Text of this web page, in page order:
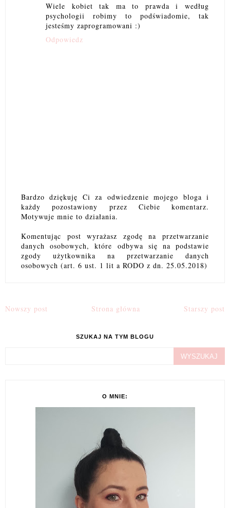
Wiele kobiet tak ma to prawda i według
psychologii robimy to podświadomie, tak
jesteśmy zaprogramowani :)
Odpowiedz
Bardzo dziękuję Ci za odwiedzenie mojego bloga i
każdy pozostawiony przez Ciebie komentarz.
Motywuje mnie to działania.
Komentując post wyrażasz zgodę na przetwarzanie
danych osobowych, które odbywa się na podstawie
zgody użytkownika na przetwarzanie danych
osobowych (art. 6 ust. 1 lit a RODO z dn. 25.05.2018)
Nowszy post Starszy post
Strona główna
SZUKAJ NA TYM BLOGU
O MNIE: